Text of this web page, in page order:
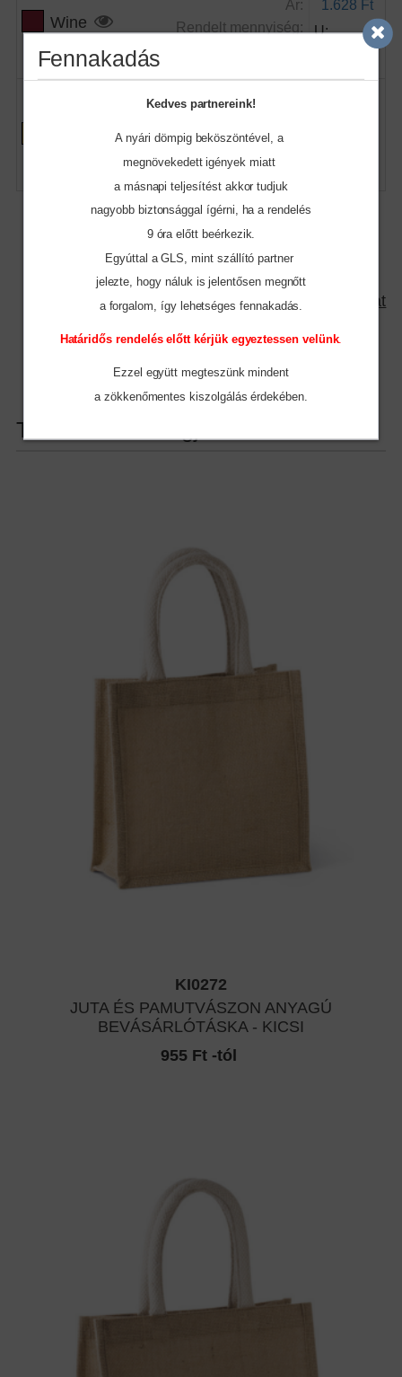
Wine
Ár:
Rendelt mennyiség:
1.628 Ft
U:
Raktár készlet:
Rendelt mennyiség:
Kosárba rakom
Nyomtatható változat
Termékcsalád tagjai
KI0272
JUTA ÉS PAMUTVÁSZON ANYAGÚ
BEVÁSÁRLÓTÁSKA - KICSI
955 Ft -tól
Fennakadás
Kedves partnereink!
A nyári dömpig beköszöntével, a
megnövekedett igények miatt
a másnapi teljesítést akkor tudjuk
nagyobb biztonsággal ígérni, ha a rendelés
9 óra előtt beérkezik.
Egyúttal a GLS, mint szállító partner
jelezte, hogy náluk is jelentősen megnőtt
a forgalom, így lehetséges fennakadás.
Határidős rendelés előtt kérjük egyeztessen velünk.
Ezzel együtt megteszünk mindent
a zökkenőmentes kiszolgálás érdekében.